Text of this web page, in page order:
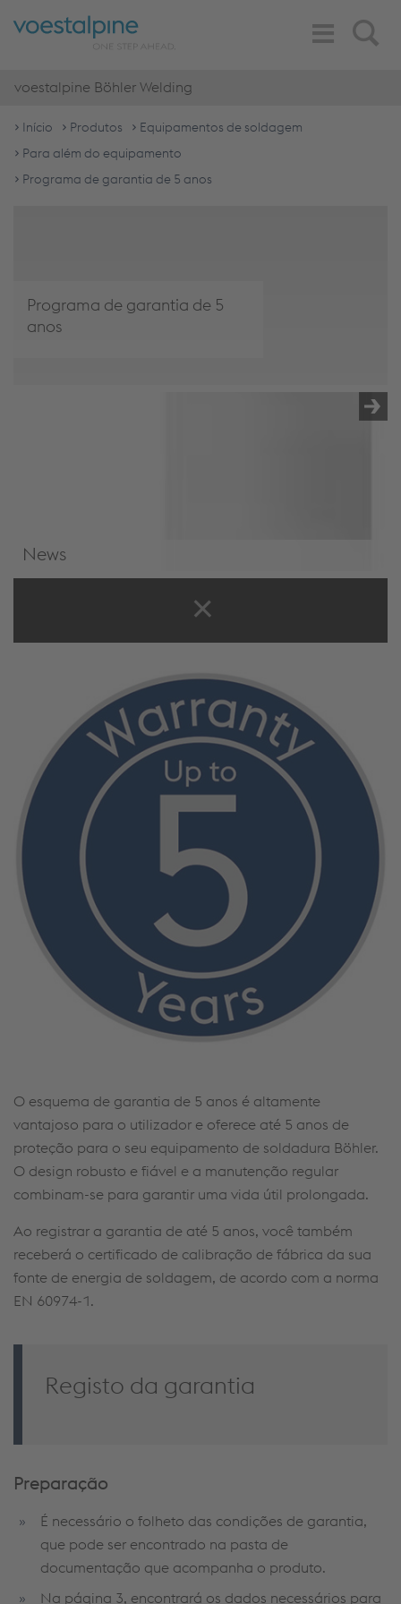
Search
Toggle
Navigation
voestalpine Böhler Welding
Início Produtos
Equipamentos de soldagem
Para além do equipamento
Programa de garantia de 5 anos
Programa de garantia de 5
anos
News
O esquema de garantia de 5 anos é altamente
vantajoso para o utilizador e oferece até 5 anos de
proteção para o seu equipamento de soldadura Böhler.
O design robusto e fiável e a manutenção regular
combinam-se para garantir uma vida útil prolongada.
Ao registrar a garantia de até 5 anos, você também
receberá o certificado de calibração de fábrica da sua
fonte de energia de soldagem, de acordo com a norma
EN 60974-1.
Registo da garantia
Preparação
É necessário o folheto das condições de garantia,
que pode ser encontrado na pasta de
documentação que acompanha o produto.
Na página 3, encontrará os dados necessários para